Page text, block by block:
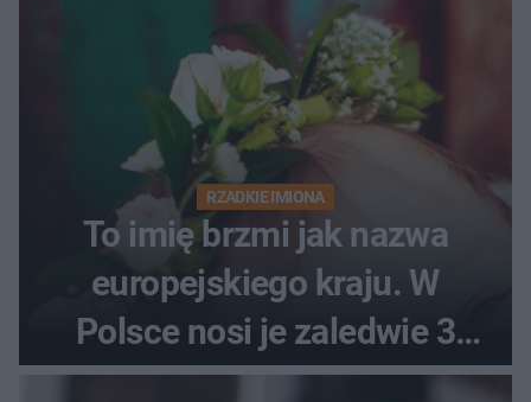
RZADKIE IMIONA
To imię brzmi jak nazwa
europejskiego kraju. W
Polsce nosi je zaledwie 3
kobiety